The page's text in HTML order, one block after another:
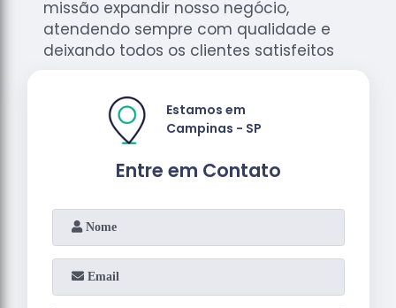
missão expandir nosso negócio,
atendendo sempre com qualidade e
deixando todos os clientes satisfeitos
Entre em Contato
Estamos em
Campinas - SP